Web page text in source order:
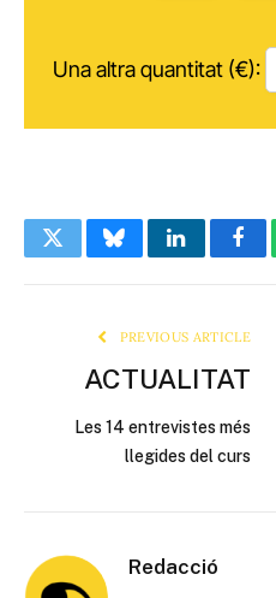
Una altra quantitat (€):
TwitterBlueskyLinkedIn
PREVIOUS ARTICLE
ACTUALITAT
Les 14 entrevistes més
llegides del curs
Redacció